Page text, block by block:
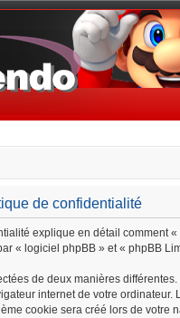
de confidentialité
explique en détail comment
« logiciel phpBB » et « phpBB
de deux manières
internet de votre
cookie sera créé lors de votre